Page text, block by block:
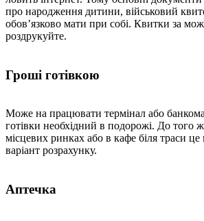
про народження дитини, військовий
обов’язково мати при собі. Квитки за
роздрукуйте.
Гроші готівкою
Може на працювати термінал або
готівки необхідний в подорожі. До того
місцевих ринках або в кафе біля траси
варіант розрахунку.
Аптечка